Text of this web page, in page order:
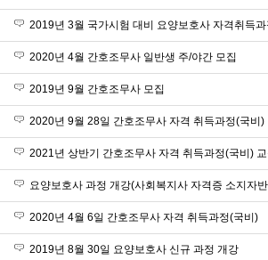
2019년 3월 국가시험 대비 요양보호사 자격취득
2020년 4월 간호조무사 일반생 주/야간 모집
2019년 9월 간호조무사 모집
2020년 9월 28일 간호조무사 자격 취득과정(국비)
2021년 상반기 간호조무사 자격 취득과정(국비)
요양보호사 과정 개강(사회복지사 자격증 소지자
2020년 4월 6일 간호조무사 자격 취득과정(국비)
2019년 8월 30일 요양보호사 신규 과정 개강